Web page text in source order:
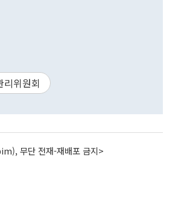
리위원회
무단 전재-재배포 금지>